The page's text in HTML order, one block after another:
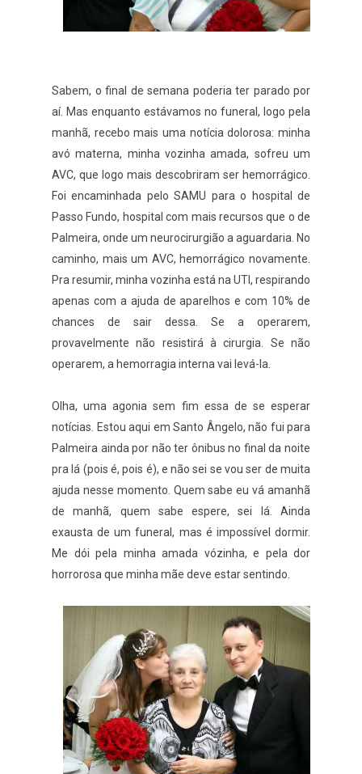
Sabem, o final de semana poderia ter parado por
aí. Mas enquanto estávamos no funeral, logo pela
manhã, recebo mais uma notícia dolorosa: minha
avó materna, minha vozinha amada, sofreu um
AVC, que logo mais descobriram ser hemorrágico.
Foi encaminhada pelo SAMU para o hospital de
Passo Fundo, hospital com mais recursos que o de
Palmeira, onde um neurocirurgião a aguardaria. No
caminho, mais um AVC, hemorrágico novamente.
Pra resumir, minha vozinha está na UTI, respirando
apenas com a ajuda de aparelhos e com 10% de
chances de sair dessa. Se a operarem,
provavelmente não resistirá à cirurgia. Se não
operarem, a hemorragia interna vai levá-la.
Olha, uma agonia sem fim essa de se esperar
notícias. Estou aqui em Santo Ângelo, não fui para
Palmeira ainda por não ter ônibus no final da noite
pra lá (pois é, pois é), e não sei se vou ser de muita
ajuda nesse momento. Quem sabe eu vá amanhã
de manhã, quem sabe espere, sei lá. Ainda
exausta de um funeral, mas é impossível dormir.
Me dói pela minha amada vózinha, e pela dor
horrorosa que minha mãe deve estar sentindo.